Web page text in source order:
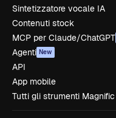
Sintetizzatore vocale IA
Contenuti stock
MCP per Claude/ChatGPT
Agenti New
API
App mobile
Tutti gli strumenti Magnific